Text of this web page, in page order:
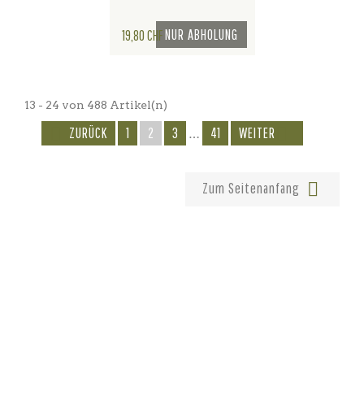
NUR ABHOLUNG
Preis
19,80 CHF
13 - 24 von 488 Artikel(n)
ZURÜCK 1 2 3 … 41 WEITER
Zum Seitenanfang 